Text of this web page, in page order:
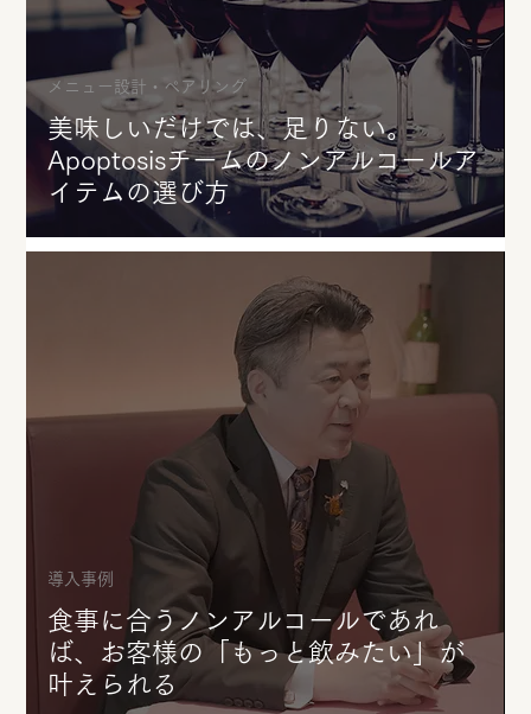
美味しいだけでは、足りない。
Apoptosisチームのノンアルコールア
イテムの選び方
メニュー設計・ペアリング
食事に合うノンアルコールであれ
ば、お客様の「もっと飲みたい」が
叶えられる
導入事例